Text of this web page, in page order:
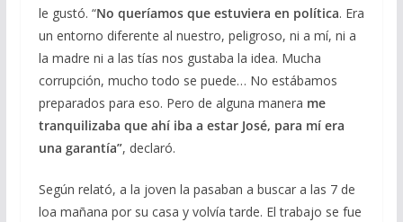
le gustó. “No queríamos que estuviera en política. Era
un entorno diferente al nuestro, peligroso, ni a mí, ni a
la madre ni a las tías nos gustaba la idea. Mucha
corrupción, mucho todo se puede… No estábamos
preparados para eso. Pero de alguna manera me
tranquilizaba que ahí iba a estar José, para mí era
una garantía”, declaró.
Según relató, a la joven la pasaban a buscar a las 7 de
loa mañana por su casa y volvía tarde. El trabajo se fue